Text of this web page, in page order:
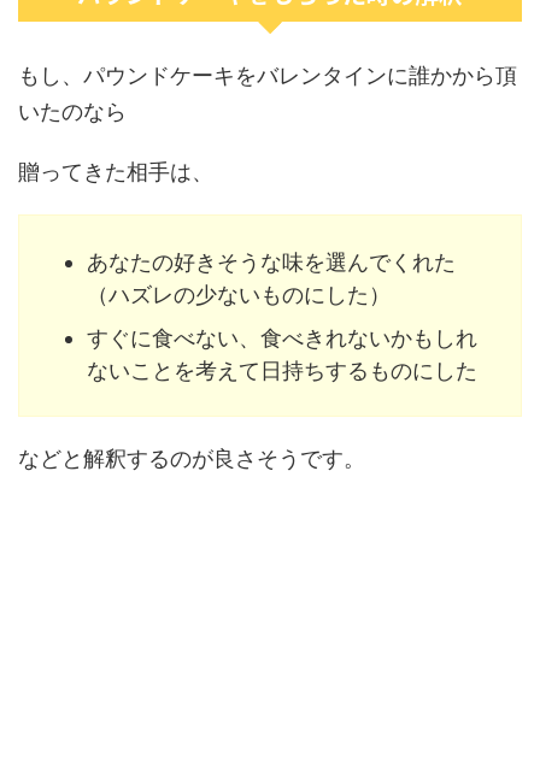
もし、パウンドケーキをバレンタインに誰かから頂
いたのなら
贈ってきた相手は、
あなたの好きそうな味を選んでくれた
（ハズレの少ないものにした）
すぐに食べない、食べきれないかもしれ
ないことを考えて日持ちするものにした
などと解釈するのが良さそうです。